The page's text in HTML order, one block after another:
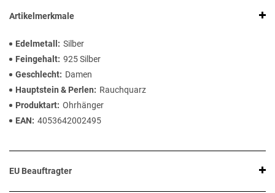
Artikelmerkmale
Edelmetall
Silber
Feingehalt 925 Silber
Geschlecht
Damen
Hauptstein & Perlen
Rauchquarz
Produktart Ohrhänger
EAN
4053642002495
EU Beauftragter